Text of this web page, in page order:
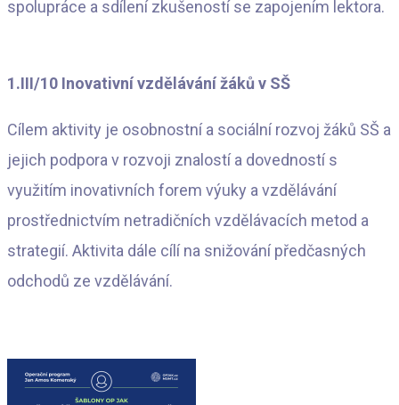
spolupráce a sdílení zkušeností se zapojením lektora.
1.III/10 Inovativní vzdělávání žáků v SŠ
Cílem aktivity je osobnostní a sociální rozvoj žáků SŠ a
jejich podpora v rozvoji znalostí a dovedností s
využitím inovativních forem výuky a vzdělávání
prostřednictvím netradičních vzdělávacích metod a
strategií. Aktivita dále cílí na snižování předčasných
odchodů ze vzdělávání.